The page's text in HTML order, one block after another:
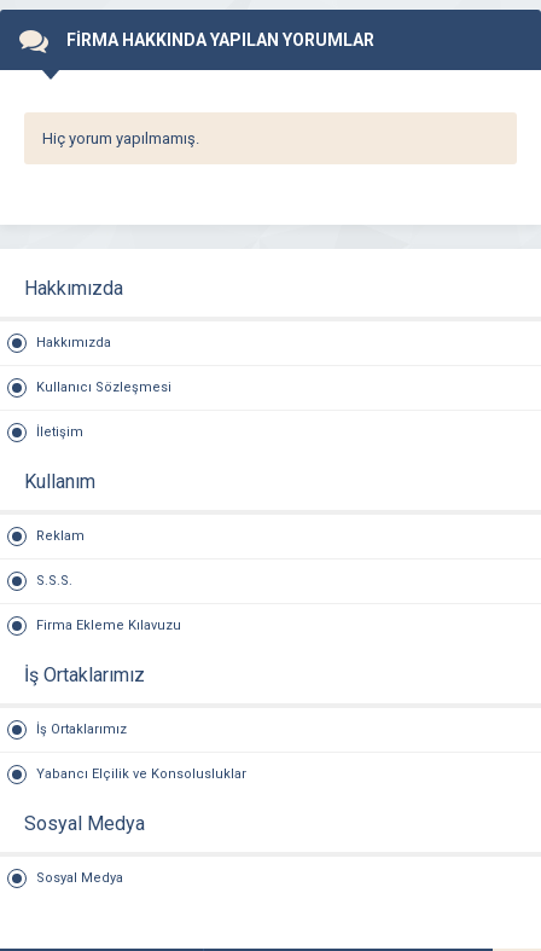
FİRMA HAKKINDA YAPILAN YORUMLAR
Hiç yorum yapılmamış.
Hakkımızda
Hakkımızda
Kullanıcı Sözleşmesi
İletişim
Kullanım
Reklam
S.S.S.
Firma Ekleme Kılavuzu
İş Ortaklarımız
İş Ortaklarımız
Yabancı Elçilik ve Konsolusluklar
Sosyal Medya
Sosyal Medya